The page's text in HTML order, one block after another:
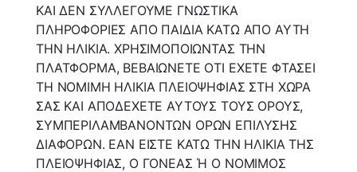
ΚΑΙ ΔΕΝ ΣΥΛΛΕΓΟΥΜΕ ΓΝΩΣΤΙΚΑ
ΠΛΗΡΟΦΟΡΙΕΣ ΑΠΟ ΠΑΙΔΙΑ ΚΑΤΩ ΑΠΟ ΑΥΤΗ
ΤΗΝ ΗΛΙΚΙΑ. ΧΡΗΣΙΜΟΠΟΙΩΝΤΑΣ ΤΗΝ
ΠΛΑΤΦΟΡΜΑ, ΒΕΒΑΙΩΝΕΤΕ ΟΤΙ ΕΧΕΤΕ ΦΤΑΣΕΙ
ΤΗ ΝΟΜΙΜΗ ΗΛΙΚΙΑ ΠΛΕΙΟΨΗΦΙΑΣ ΣΤΗ ΧΩΡΑ
ΣΑΣ ΚΑΙ ΑΠΟΔΕΧΕΤΕ ΑΥΤΟΥΣ ΤΟΥΣ ΟΡΟΥΣ,
ΣΥΜΠΕΡΙΛΑΜΒΑΝΟΝΤΩΝ ΟΡΩΝ ΕΠΙΛΥΣΗΣ
ΔΙΑΦΟΡΩΝ. ΕΑΝ ΕΙΣΤΕ ΚΑΤΩ ΤΗΝ ΗΛΙΚΙΑ ΤΗΣ
ΠΛΕΙΟΨΗΦΙΑΣ, Ο ΓΟΝΕΑΣ Ή Ο ΝΟΜΙΜΟΣ